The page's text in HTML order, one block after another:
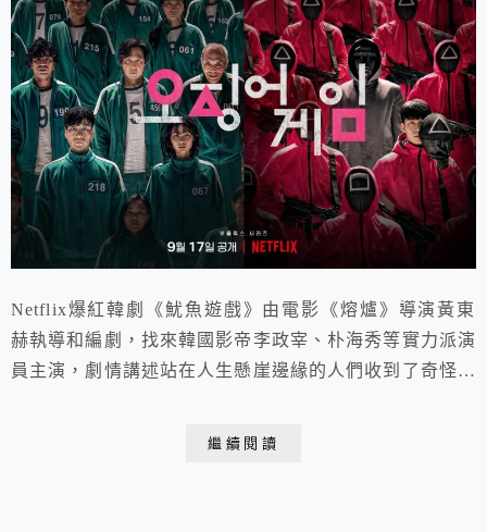
Netflix爆紅韓劇《魷魚遊戲》由電影《熔爐》導演黃東
赫執導和編劇，找來韓國影帝李政宰、朴海秀等實力派演
員主演，劇情講述站在人生懸崖邊緣的人們收到了奇怪的
繼續閱讀